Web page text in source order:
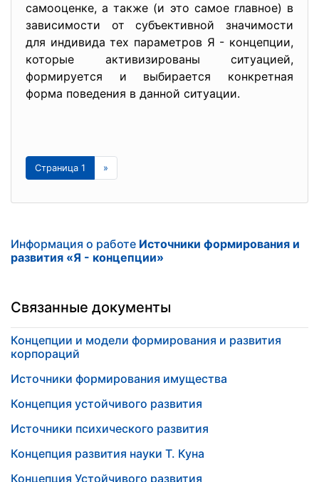
самооценке, а также (и это самое главное) в
зависимости от субъективной значимости
для индивида тех параметров Я - концепции,
которые активизированы ситуацией,
формируется и выбирается конкретная
форма поведения в данной ситуации.
Страница 1 »
Информация о работе Источники формирования и
развития «Я - концепции»
Связанные документы
Концепции и модели формирования и развития
корпораций
Источники формирования имущества
Концепция устойчивого развития
Источники психического развития
Концепция развития науки Т. Куна
Концепция Устойчивого развития